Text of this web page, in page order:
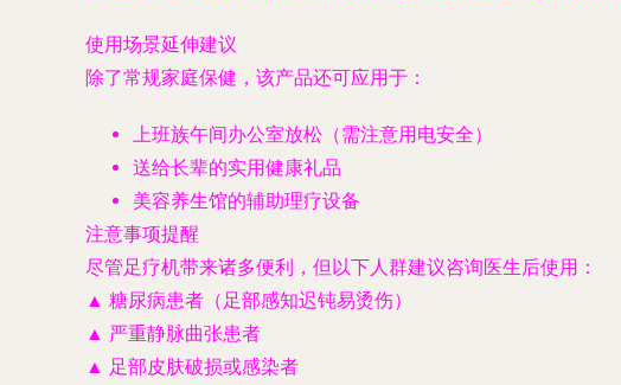
使用场景延伸建议
除了常规家庭保健，该产品还可应用于：
上班族午间办公室放松（需注意用电安全）
送给长辈的实用健康礼品
美容养生馆的辅助理疗设备
注意事项提醒
尽管足疗机带来诸多便利，但以下人群建议咨询医生后使用：
▲ 糖尿病患者（足部感知迟钝易烫伤）
▲ 严重静脉曲张患者
▲ 足部皮肤破损或感染者